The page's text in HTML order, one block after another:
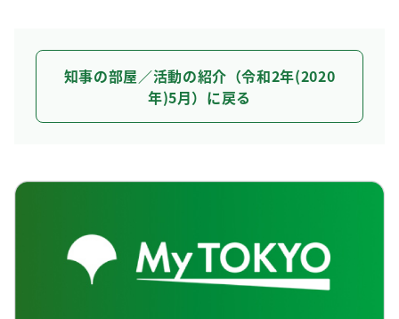
知事の部屋／活動の紹介（令和2年(2020
年)5月）に戻る